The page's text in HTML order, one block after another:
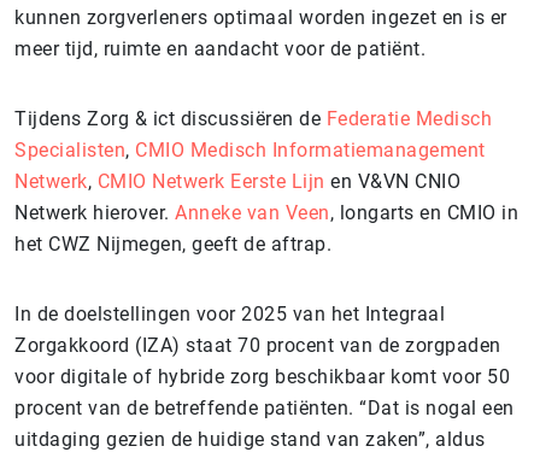
kunnen zorgverleners optimaal worden ingezet en is er
meer tijd, ruimte en aandacht voor de patiënt.
Tijdens Zorg & ict discussiëren de Federatie Medisch
Specialisten, CMIO Medisch Informatiemanagement
Netwerk, CMIO Netwerk Eerste Lijn en V&VN CNIO
Netwerk hierover. Anneke van Veen, longarts en CMIO in
het CWZ Nijmegen, geeft de aftrap.
In de doelstellingen voor 2025 van het Integraal
Zorgakkoord (IZA) staat 70 procent van de zorgpaden
voor digitale of hybride zorg beschikbaar komt voor 50
procent van de betreffende patiënten. “Dat is nogal een
uitdaging gezien de huidige stand van zaken”, aldus